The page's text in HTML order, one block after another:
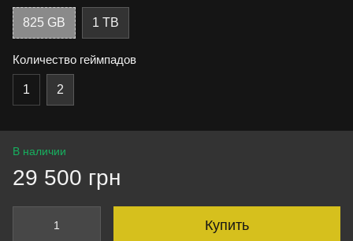
825 GB 1 TB
Количество геймпадов
1 2
В наличии
29 500 грн
Купить